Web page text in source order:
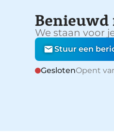
Benieuwd
We staan voor
Stuur een
GeslotenOpent